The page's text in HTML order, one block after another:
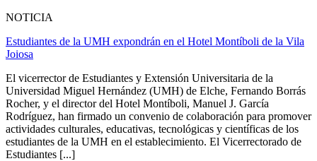
NOTICIA
Estudiantes de la UMH expondrán en el Hotel Montíboli de la Vila
Joiosa
El vicerrector de Estudiantes y Extensión Universitaria de la
Universidad Miguel Hernández (UMH) de Elche, Fernando Borrás
Rocher, y el director del Hotel Montíboli, Manuel J. García
Rodríguez, han firmado un convenio de colaboración para promover
actividades culturales, educativas, tecnológicas y científicas de los
estudiantes de la UMH en el establecimiento. El Vicerrectorado de
Estudiantes [...]